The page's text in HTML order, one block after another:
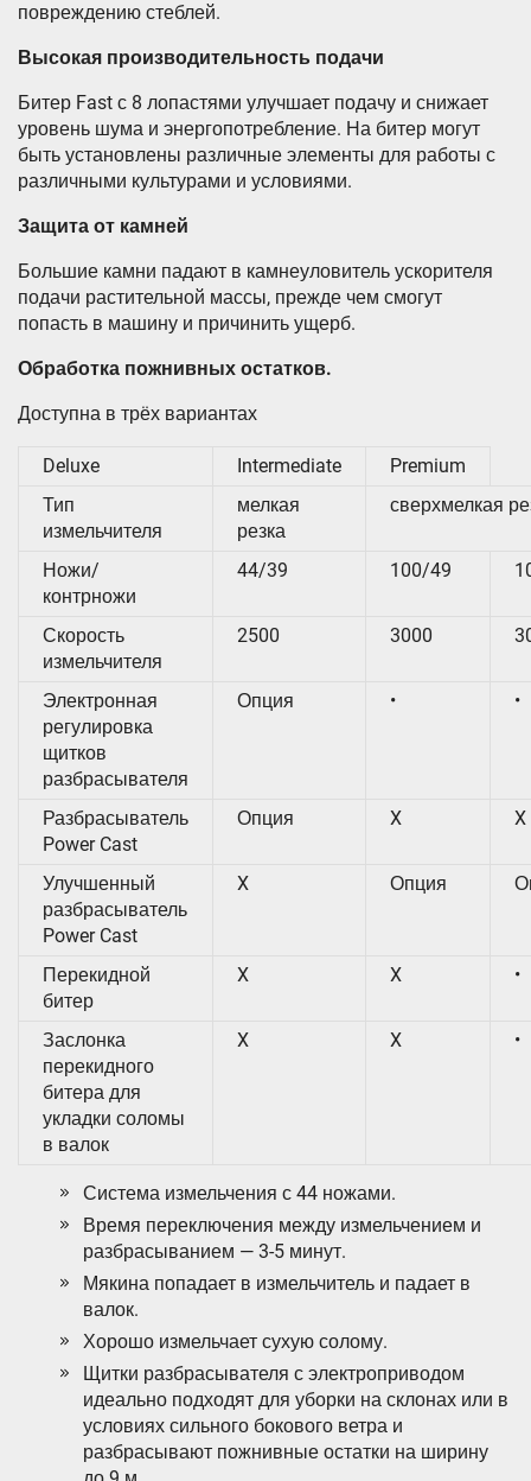
повреждению стеблей.
Высокая производительность подачи
Битер Fast с 8 лопастями улучшает подачу и снижает
уровень шума и энергопотребление. На битер могут
быть установлены различные элементы для работы с
различными культурами и условиями.
Защита от камней
Большие камни падают в камнеуловитель ускорителя
подачи растительной массы, прежде чем смогут
попасть в машину и причинить ущерб.
Обработка пожнивных остатков.
Доступна в трёх вариантах
Deluxe Intermediate
Premium
Тип
измельчителя
мелкая
резка
сверхмелкая
Ножи/
контрножи
44/39 100/49
Скорость
измельчителя
2500 3000
Электронная
регулировка
щитков
разбрасывателя
Опция • •
Разбрасыватель
Power Cast
Опция X X
Улучшенный
разбрасыватель
Power Cast
X Опция
Перекидной
битер
X X •
Заслонка
перекидного
битера для
укладки соломы
в валок
X X •
Система измельчения с 44 ножами.
Время переключения между измельчением и
разбрасыванием — 3-5 минут.
Мякина попадает в измельчитель и падает в
валок.
Хорошо измельчает сухую солому.
Щитки разбрасывателя с электроприводом
идеально подходят для уборки на склонах или в
условиях сильного бокового ветра и
разбрасывают пожнивные остатки на ширину